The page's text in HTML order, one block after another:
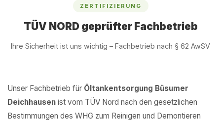
ZERTIFIZIERUNG
TÜV NORD geprüfter Fachbetrieb
Ihre Sicherheit ist uns wichtig – Fachbetrieb nach § 62 AwSV
Unser Fachbetrieb für Öltankentsorgung Büsumer
Deichhausen ist vom TÜV Nord nach den gesetzlichen
Bestimmungen des WHG zum Reinigen und Demontieren